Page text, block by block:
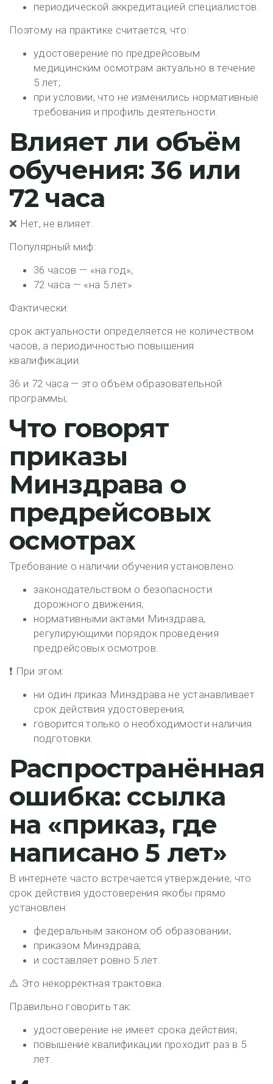
периодической аккредитацией специалистов.
Поэтому на практике считается, что:
удостоверение по предрейсовым
медицинским осмотрам актуально в течение
5 лет;
при условии, что не изменились нормативные
требования и профиль деятельности.
Влияет ли объём
обучения: 36 или
72 часа
❌ Нет, не влияет.
Популярный миф:
36 часов — «на год»;
72 часа — «на 5 лет».
Фактически:
срок актуальности определяется не количеством
часов, а периодичностью повышения
квалификации.
36 и 72 часа — это объём образовательной
программы;
Что говорят
приказы
Минздрава о
предрейсовых
осмотрах
Требование о наличии обучения установлено:
законодательством о безопасности
дорожного движения;
нормативными актами Минздрава,
регулирующими порядок проведения
предрейсовых осмотров.
❗ При этом:
ни один приказ Минздрава не устанавливает
срок действия удостоверения;
говорится только о необходимости наличия
подготовки.
Распространённая
ошибка: ссылка
на «приказ, где
написано 5 лет»
В интернете часто встречается утверждение, что
срок действия удостоверения якобы прямо
установлен:
федеральным законом об образовании;
приказом Минздрава;
и составляет ровно 5 лет.
⚠️ Это некорректная трактовка.
Правильно говорить так:
удостоверение не имеет срока действия;
повышение квалификации проходит раз в 5
лет.